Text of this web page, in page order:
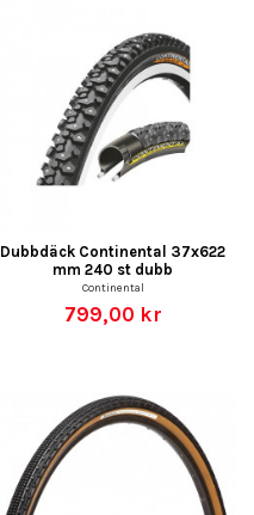
Dubbdäck Continental 37x622
mm 240 st dubb
Continental
799,00 kr